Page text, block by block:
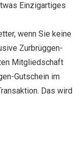
Einzigartiges
wenn Sie keine
Zurbrüggen-
Mitgliedschaft
Gutschein im
Das wird